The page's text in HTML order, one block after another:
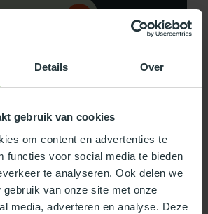
Details Over
gebruik van cookies
om content en advertenties te
functies voor social media te bieden
te analyseren. Ook delen we
gebruik van onze site met onze
media, adverteren en analyse. Deze
op